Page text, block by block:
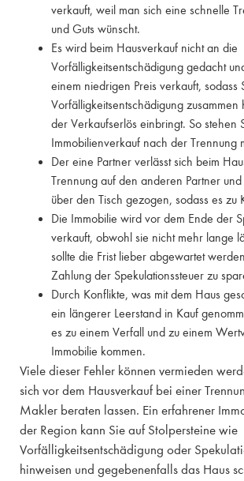
verkauft, weil man sich eine schnelle
und Guts wünscht.
Es wird beim Hausverkauf nicht an die
Vorfälligkeitsentschädigung gedacht
einem niedrigen Preis verkauft, sodass
Vorfälligkeitsentschädigung
der Verkaufserlös einbringt. So stehen
Immobilienverkauf nach der Trennung
Der eine Partner verlässt sich beim
Trennung auf den anderen Partner
über den Tisch gezogen, sodass es zu
Die Immobilie wird vor dem Ende der
verkauft, obwohl sie nicht mehr lange
sollte die Frist lieber abgewartet
Zahlung der Spekulationssteuer zu
Durch Konflikte, was mit dem Haus
ein längerer Leerstand in Kauf
es zu einem Verfall und zu einem
Immobilie kommen.
Viele dieser Fehler können vermieden
sich vor dem Hausverkauf bei einer
Makler beraten lassen. Ein erfahrener
der Region kann Sie auf Stolpersteine wie
Vorfälligkeitsentschädigung oder
hinweisen und gegebenenfalls das Haus